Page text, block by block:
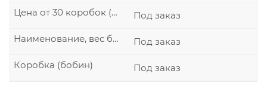
Под заказ
Цена от 30 коробок (р./шт.)
Под заказ
Наименование, вес бобины
Под заказ
Коробка (бобин)